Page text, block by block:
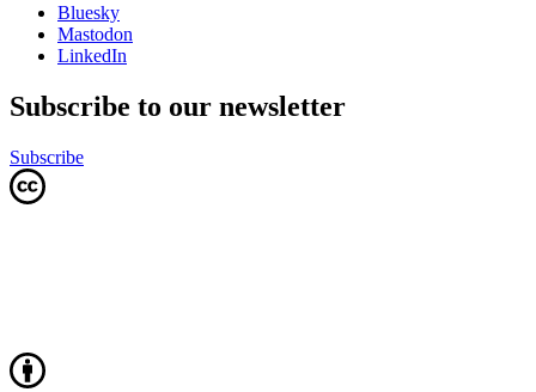
Bluesky
Mastodon
LinkedIn
Subscribe to our newsletter
Subscribe